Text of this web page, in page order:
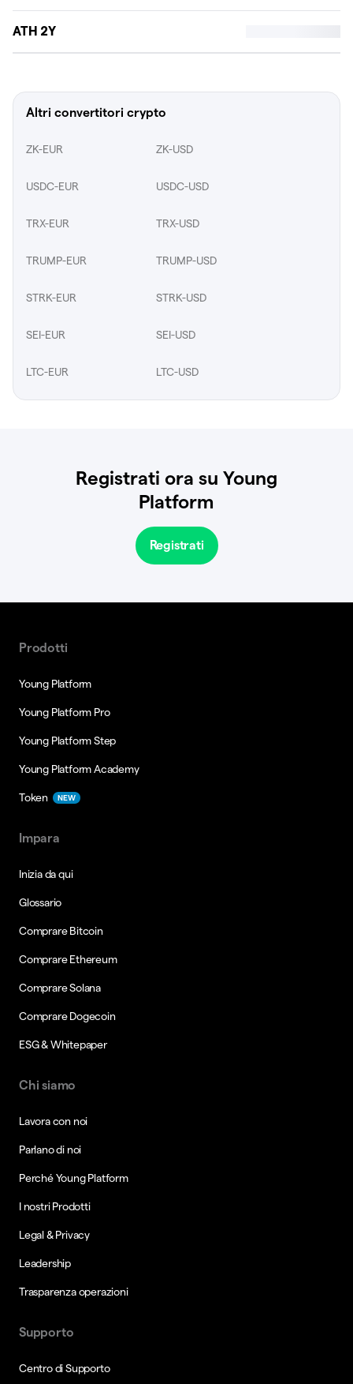
ATH 2Y
Altri convertitori crypto
ZK-EUR ZK-USD
USDC-EUR USDC-USD
TRX-EUR TRX-USD
TRUMP-EUR TRUMP-USD
STRK-EUR STRK-USD
SEI-EUR SEI-USD
LTC-EUR LTC-USD
Registrati ora su Young
Platform
Registrati
Prodotti
Young Platform
Young Platform Pro
Young Platform Step
Young Platform Academy
Token NEW
Impara
Inizia da qui
Glossario
Comprare Bitcoin
Comprare Ethereum
Comprare Solana
Comprare Dogecoin
ESG & Whitepaper
Chi siamo
Lavora con noi
Parlano di noi
Perché Young Platform
I nostri Prodotti
Legal & Privacy
Leadership
Trasparenza operazioni
Supporto
Centro di Supporto